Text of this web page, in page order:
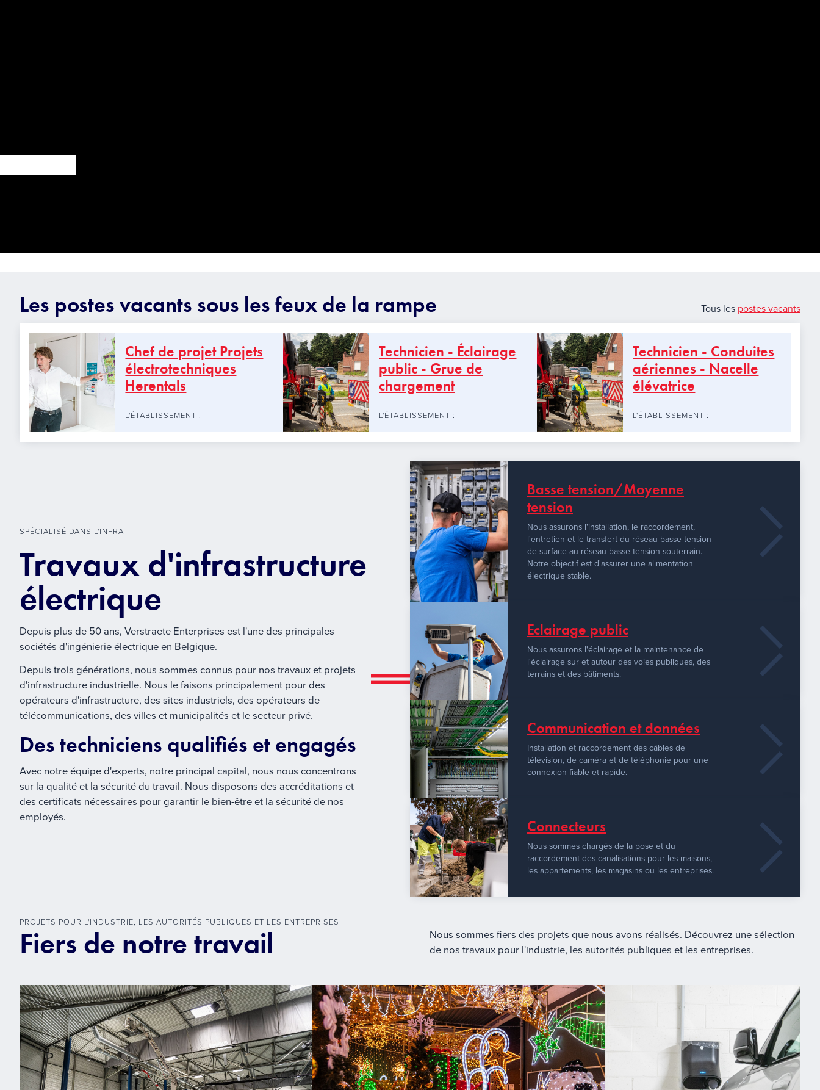
Les postes vacants sous les feux de la rampe Tous les postes vacants
Chef de projet Projets
électrotechniques
Herentals
L'ÉTABLISSEMENT :
Technicien - Éclairage
public - Grue de
chargement
L'ÉTABLISSEMENT :
Technicien - Conduites
aériennes - Nacelle
élévatrice
L'ÉTABLISSEMENT :
SPÉCIALISÉ DANS L'INFRA
Travaux d'infrastructure
électrique
Depuis plus de 50 ans, Verstraete Enterprises est l'une des principales
sociétés d'ingénierie électrique en Belgique.
Depuis trois générations, nous sommes connus pour nos travaux et projets
d'infrastructure industrielle. Nous le faisons principalement pour des
opérateurs d'infrastructure, des sites industriels, des opérateurs de
télécommunications, des villes et municipalités et le secteur privé.
Des techniciens qualifiés et engagés
Avec notre équipe d'experts, notre principal capital, nous nous concentrons
sur la qualité et la sécurité du travail. Nous disposons des accréditations et
des certificats nécessaires pour garantir le bien-être et la sécurité de nos
employés.
Basse tension/Moyenne
tension
Nous assurons l'installation, le raccordement,
l'entretien et le transfert du réseau basse tension
de surface au réseau basse tension souterrain.
Notre objectif est d'assurer une alimentation
électrique stable.
Eclairage public
Nous assurons l'éclairage et la maintenance de
l'éclairage sur et autour des voies publiques, des
terrains et des bâtiments.
Communication et données
Installation et raccordement des câbles de
télévision, de caméra et de téléphonie pour une
connexion fiable et rapide.
Connecteurs
Nous sommes chargés de la pose et du
raccordement des canalisations pour les maisons,
les appartements, les magasins ou les entreprises.
PROJETS POUR L'INDUSTRIE, LES AUTORITÉS PUBLIQUES ET LES ENTREPRISES
Fiers de notre travail
Nous sommes fiers des projets que nous avons réalisés. Découvrez une sélection
de nos travaux pour l'industrie, les autorités publiques et les entreprises.